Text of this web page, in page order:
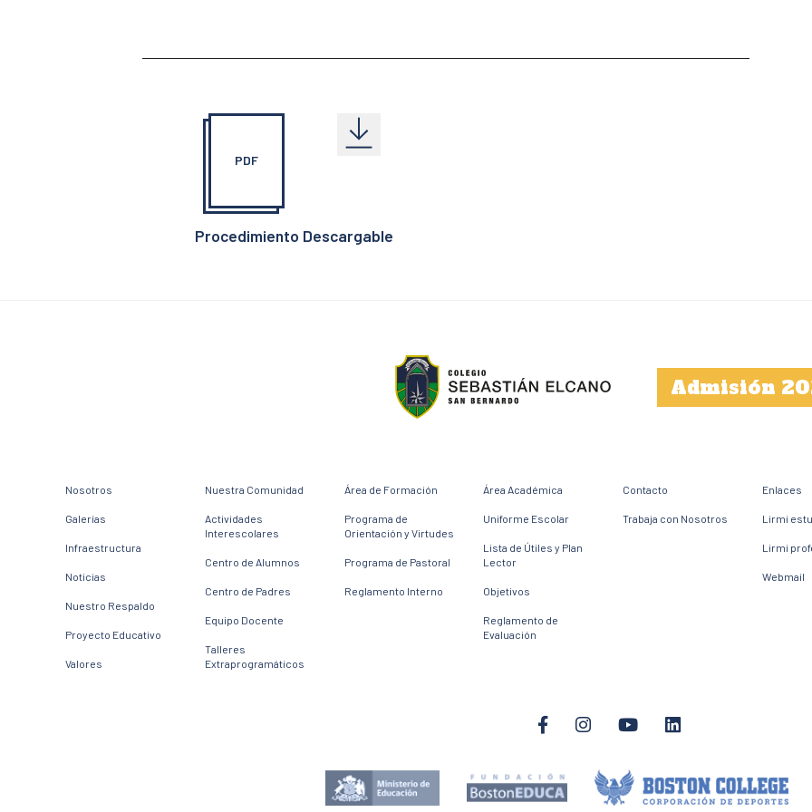
PDF
Procedimiento Descargable
Admisión
Nosotros
Galerías
Infraestructura
Noticias
Nuestro Respaldo
Proyecto Educativo
Valores
Nuestra Comunidad
Actividades
Interescolares
Centro de Alumnos
Centro de Padres
Equipo Docente
Talleres
Extraprogramáticos
Área de Formación
Programa de
Orientación y Virtudes
Programa de Pastoral
Reglamento Interno
Área Académica
Uniforme Escolar
Lista de Útiles y Plan
Lector
Objetivos
Reglamento de
Evaluación
Contacto
Trabaja con Nosotros
Enlaces
Lirmi
Lirmi
Webmail